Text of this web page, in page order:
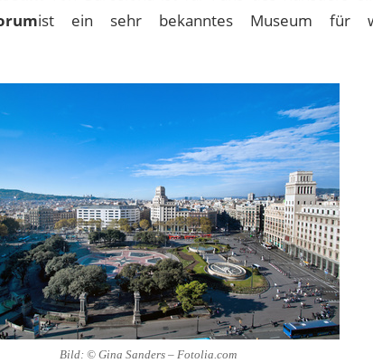
ist ein sehr bekanntes Museum für
Bild: © Gina Sanders – Fotolia.com